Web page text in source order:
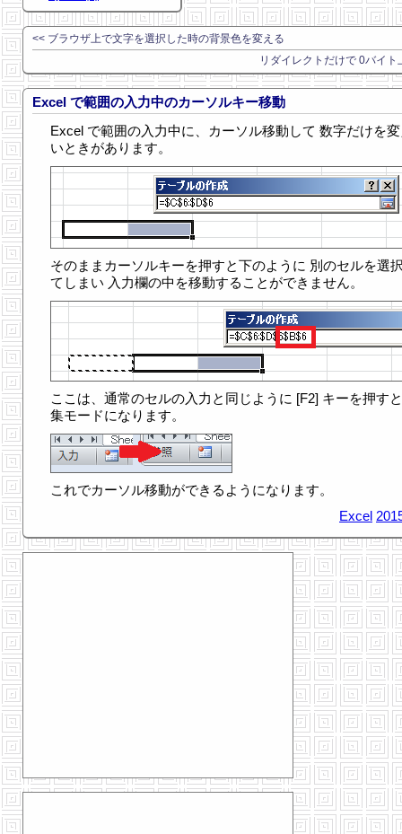
<< ブラウザ上で文字を選択した時の背景色を変える
リダイレクトだけで 0バイト
Excel で範囲の入力中のカーソルキー移動
Excel で範囲の入力中に、カーソル移動して 数字だけを
いときがあります。
そのままカーソルキーを押すと下のように 別のセルを選
てしまい 入力欄の中を移動することができません。
ここは、通常のセルの入力と同じように [F2] キーを押す
集モードになります。
これでカーソル移動ができるようになります。
Excel